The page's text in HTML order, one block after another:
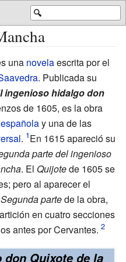
🔍
una novelaescrita por el
. Publicada su
ingenioso hidalgo don
de 1605, es la obra
y una de las
. En 1615 apareció su
parte del ingenioso
. El Quijotede 1605 se
pero al aparecer el
Segunda partede la obra,
en cuatro secciones
antes por Cervantes.
Quixote de la